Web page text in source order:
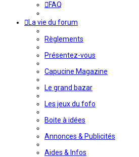
FAQ
La vie du forum
Règlements
Présentez-vous
Capucine Magazine
Le grand bazar
Les jeux du fofo
Boite à idées
Annonces & Publicités
Aides & Infos